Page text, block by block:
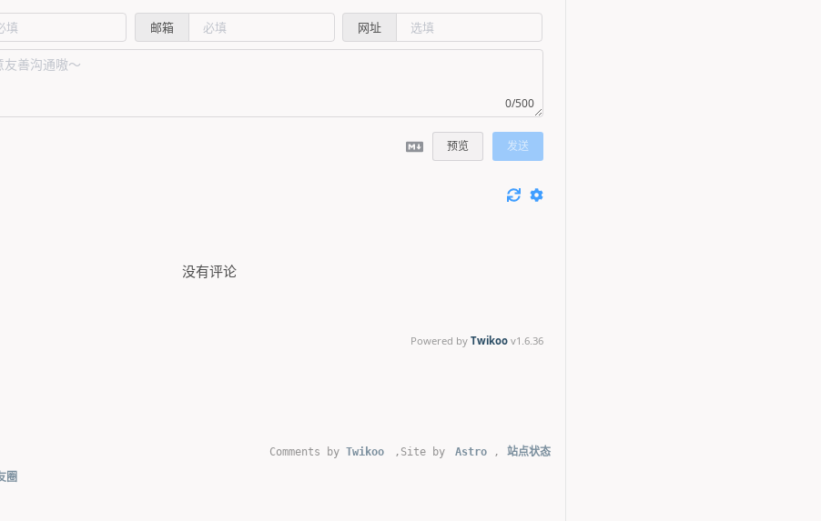
邮箱 网址
0/500
预览 发送
没有评论
Powered by Twikoo v1.6.36
Comments by Twikoo , Site by Astro , 站点状态
圈